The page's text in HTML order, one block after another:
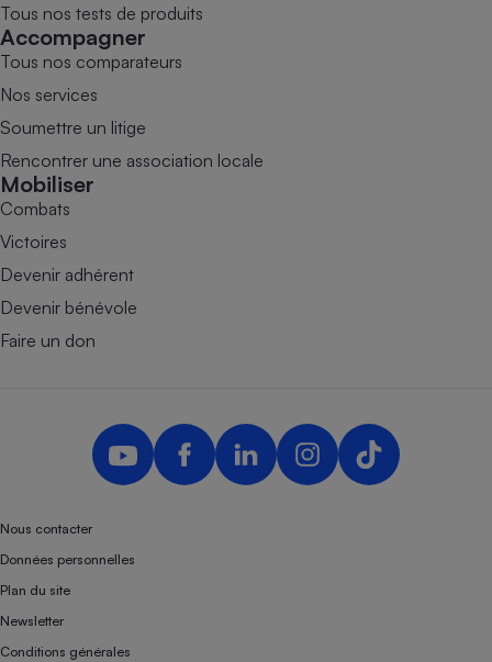
Tous nos tests de produits
Accompagner
Tous nos comparateurs
Nos services
Soumettre un litige
Rencontrer une association locale
Mobiliser
Combats
Victoires
Devenir adhérent
Devenir bénévole
Faire un don
Nous contacter
Données personnelles
Plan du site
Newsletter
Conditions générales